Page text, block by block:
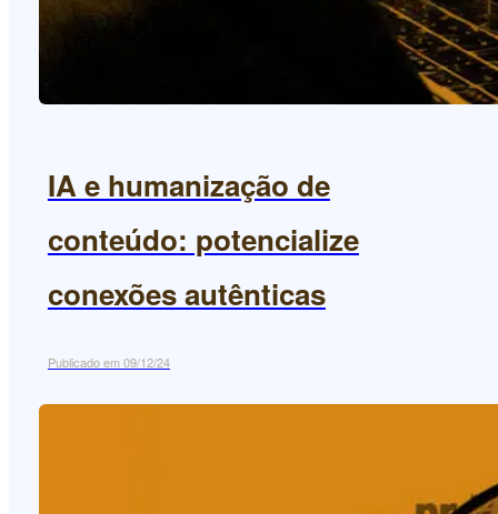
IA e humanização de
conteúdo: potencialize
conexões autênticas
Publicado em 09/12/24